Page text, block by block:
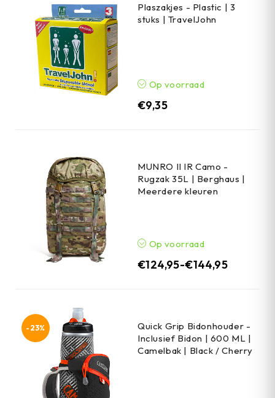
Plaszakjes - Plastic | 3
stuks | TravelJohn
Op voorraad
€9,35
MUNRO II IR Camo -
Rugzak 35L | Berghaus |
Meerdere kleuren
Op voorraad
€124,95-€144,95
-23%
Quick Grip Bidonhouder -
Inclusief Bidon | 600 ML |
Camelbak | Black / Cherry